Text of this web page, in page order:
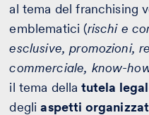
al tema del franchising
emblematici (rischi e
esclusive, promozioni,
commerciale, know-
il tema della tutela
degliaspetti